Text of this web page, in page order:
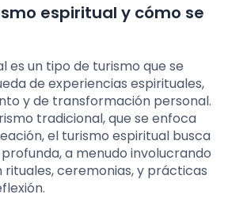
espiritual y cómo se
es un tipo de turismo que se
de experiencias espirituales,
y de transformación personal.
tradicional, que se enfoca
el turismo espiritual busca
a menudo involucrando
ceremonias, y prácticas